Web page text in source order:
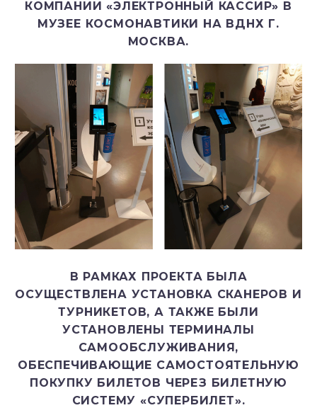
КОМПАНИИ «ЭЛЕКТРОННЫЙ КАССИР» В
МУЗЕЕ КОСМОНАВТИКИ НА ВДНХ Г.
МОСКВА.
В РАМКАХ ПРОЕКТА БЫЛА
ОСУЩЕСТВЛЕНА УСТАНОВКА СКАНЕРОВ И
ТУРНИКЕТОВ, А ТАКЖЕ БЫЛИ
УСТАНОВЛЕНЫ ТЕРМИНАЛЫ
САМООБСЛУЖИВАНИЯ,
ОБЕСПЕЧИВАЮЩИЕ САМОСТОЯТЕЛЬНУЮ
ПОКУПКУ БИЛЕТОВ ЧЕРЕЗ БИЛЕТНУЮ
СИСТЕМУ «СУПЕРБИЛЕТ».